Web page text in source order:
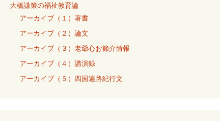
大橋謙策の福祉教育論
アーカイブ（１）著書
アーカイブ（２）論文
アーカイブ（３）老爺心お節介情報
アーカイブ（４）講演録
アーカイブ（５）四国遍路紀行文